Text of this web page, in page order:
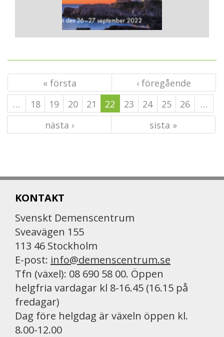
« första
‹ föregående
…
18 19 20 21 22 23 24 25 26
…
nästa ›
sista »
KONTAKT
Svenskt Demenscentrum
Sveavägen 155
113 46 Stockholm
E-post: info@demenscentrum.se
Tfn (växel): 08 690 58 00. Öppen
helgfria vardagar kl 8-16.45 (16.15 på
fredagar)
Dag före helgdag är växeln öppen kl.
8.00-12.00